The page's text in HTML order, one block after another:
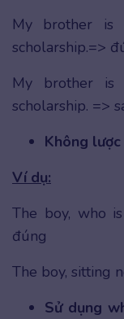
My brother is
scholarship.=>
My brother is
scholarship. =>
Không
Ví dụ:
The boy, who
đúng
The boy, sitting
Sử dụng